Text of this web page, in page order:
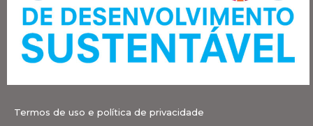
Termos de uso e política de privacidade